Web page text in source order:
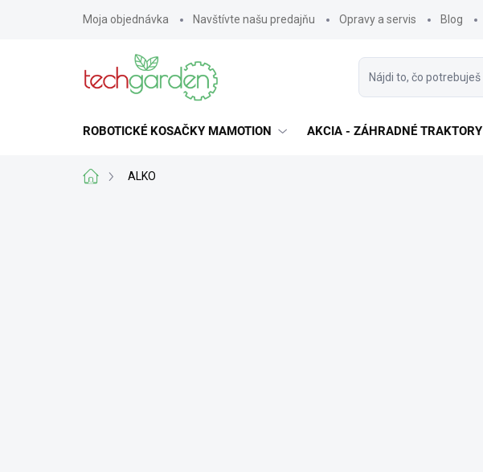
Moja objednávka Navštívte našu predajňu Opravy a servis Blog
ROBOTICKÉ KOSAČKY MAMOTION AKCIA - ZÁHRADNÉ TRAKTORY
DomovALKO